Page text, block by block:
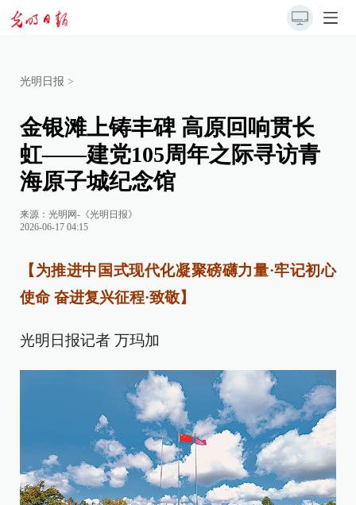
光明日报 >
金银滩上铸丰碑 高原回响贯长
虹——建党105周年之际寻访青
海原子城纪念馆
来源： 光明网-《光明日报》
2026-06-17 04:15
【为推进中国式现代化凝聚磅礴力量·牢记初心
使命 奋进复兴征程·致敬】
光明日报记者 万玛加